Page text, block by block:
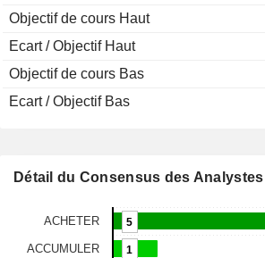
Objectif de cours Haut
Ecart / Objectif Haut
Objectif de cours Bas
Ecart / Objectif Bas
Détail du Consensus des Analystes